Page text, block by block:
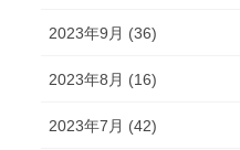
2023年9月 (36)
2023年8月 (16)
2023年7月 (42)